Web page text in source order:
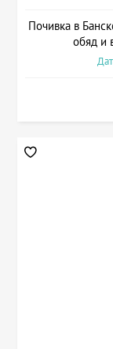
Почивка в
обяд и